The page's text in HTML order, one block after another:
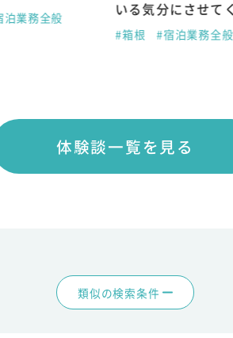
いる気分にさせてくれる！
#宿泊業務全般 #中期 #秋
体験談一覧を見る
類似の検索条件